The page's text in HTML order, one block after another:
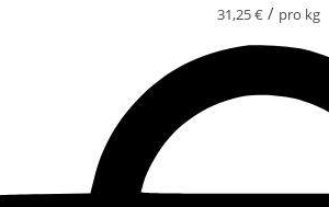
31,25€ / pro kg